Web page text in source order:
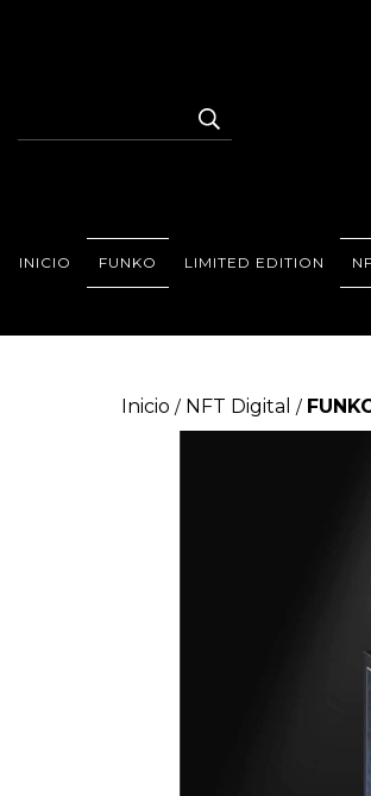
INICIO FUNKO LIMITED EDITION
Inicio / NFT Digital /